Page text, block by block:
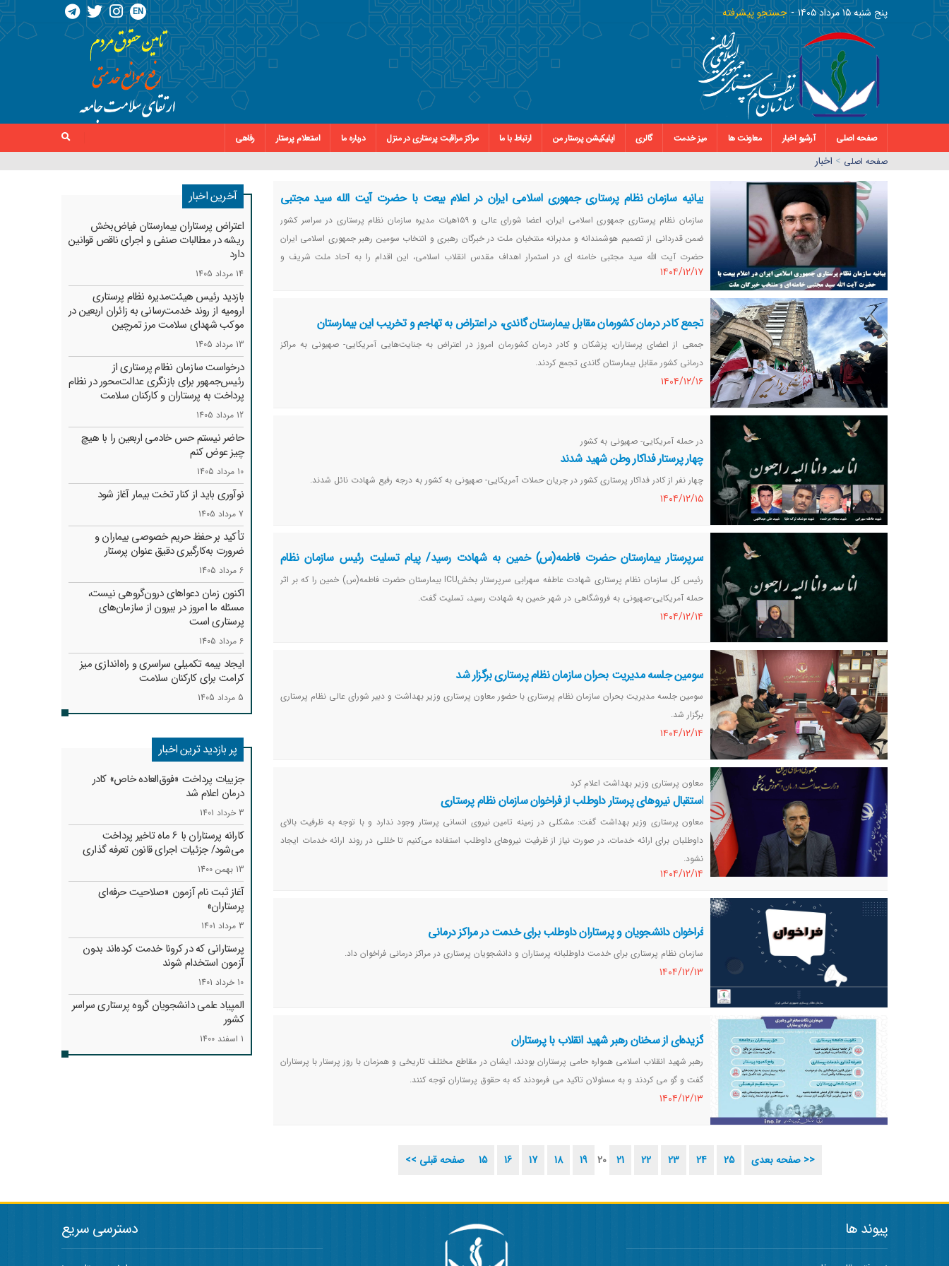
پنج شنبه ١٥ مرداد ١٤٠٥ جستجو پیشرفته EN
صفحه اصلی آرشیو اخبار معاونت ها میز خدمت گالری اپلیکیشن پرستار من ارتباط با ما مراکز مراقبت پرستاری در منزل درباره ما استعلام پرستار
رفاهی
صفحه اصلي > اخبار
بیانیه سازمان نظام پرستاری جمهوری اسلامی ایران در اعلام بیعت با حضرت آیت الله سید مجتبی
خامنه‌ای و منتخب خبرگان ملت
سازمان نظام پرستاری جمهوری اسلامی ایران، اعضا شورای عالی و ۱۵۹هیات مدیره سازمان نظام پرستاری در سراسر کشور
ضمن قدردانی از تصمیم هوشمندانه و مدبرانه منتخبان ملت در خبرگان رهبری و انتخاب سومین رهبر جمهوری اسلامی ایران
حضرت آیت الله سید مجتبی خامنه ای در استمرار اهداف مقدس انقلاب اسلامی، این اقدام را به آحاد ملت شریف و
متحدایران اسلامی تبریک و تهنیت عرض می‌کند.
١٤٠٤/١٢/١٧
تجمع کادر درمان کشورمان مقابل بیمارستان گاندی، در اعتراض به تهاجم و تخریب این بیمارستان
جمعی از اعضای پرستاران، پزشکان و کادر درمان کشورمان امروز در اعتراض به جنایت‌هایی آمریکایی- صهیونی به مراکز
درمانی کشور مقابل بیمارستان گاندی تجمع کردند.
١٤٠٤/١٢/١٦
در حمله آمریکایی- صهیونی به کشور
چهار پرستار فداکار وطن شهید شدند
چهار نفر از کادر فداکار پرستاری کشور در جریان حملات آمریکایی- صهیونی به کشور به درجه رفیع شهادت نائل شدند.
١٤٠٤/١٢/١٥
سرپرستار بیمارستان حضرت فاطمه(س) خمین به شهادت رسید/ پیام تسلیت رئیس سازمان نظام
پرستاری
رئیس کل سازمان نظام پرستاری شهادت عاطفه سهرابی سرپرستار بخشICU بیمارستان حضرت فاطمه(س) خمین را که بر اثر
حمله آمریکایی-صهیونی به فروشگاهی در شهر خمین به شهادت رسید، تسلیت گفت.
١٤٠٤/١٢/١٤
سومین جلسه مدیریت بحران سازمان نظام پرستاری برگزار شد
سومین جلسه مدیریت بحران سازمان نظام پرستاری با حضور معاون پرستاری وزیر بهداشت و دبیر شورای عالی نظام پرستاری
برگزار شد.
١٤٠٤/١٢/١٤
معاون پرستاری وزیر بهداشت اعلام کرد
استقبال نیروهای پرستار داوطلب از فراخوان سازمان نظام پرستاری
معاون پرستاری وزیر بهداشت گفت: مشکلی در زمینه تامین نیروی انسانی پرستار وجود ندارد و با توجه به ظرفیت بالای
داوطلبان برای ارائه خدمات، در صورت نیاز از ظرفیت نیروهای داوطلب استفاده می‌کنیم تا خللی در روند ارائه خدمات ایجاد
نشود.
١٤٠٤/١٢/١٤
فراخوان دانشجویان و پرستاران داوطلب برای خدمت در مراکز درمانی
سازمان نظام پرستاری برای خدمت داوطلبانه پرستاران و دانشجویان پرستاری در مراکز درمانی فراخوان داد.
١٤٠٤/١٢/١٣
گزیده‌ای از سخنان رهبر شهید انقلاب با پرستاران
رهبر شهید انقلاب اسلامی همواره حامی پرستاران بودند، ایشان در مقاطع مختلف تاریخی و همزمان با روز پرستار با پرستاران
گفت و گو می کردند و به مسئولان تاکید می فرمودند که به حقوق پرستاران توجه کنند.
١٤٠٤/١٢/١٣
<< صفحه قبلی 15 16 17 18 19 20 21 22 23 24 25 صفحه بعدی >>
آخرین اخبار
اعتراض پرستاران بیمارستان فیاض‌بخش
ریشه در مطالبات صنفی و اجرای ناقص قوانین
دارد
14 مرداد 1405
بازدید رئیس هیئت‌مدیره نظام پرستاری
ارومیه از روند خدمت‌رسانی به زائران اربعین در
موکب شهدای سلامت مرز تمرچین
13 مرداد 1405
درخواست سازمان نظام پرستاری از
رئیس‌جمهور برای بازنگری عدالت‌محور در نظام
پرداخت به پرستاران و کارکنان سلامت
12 مرداد 1405
حاضر نیستم حس خادمی اربعین را با هیچ
چیز عوض کنم
10 مرداد 1405
نوآوری باید از کنار تخت بیمار آغاز شود
7 مرداد 1405
تأکید بر حفظ حریم خصوصی بیماران و
ضرورت به‌کارگیری دقیق عنوان پرستار
6 مرداد 1405
اکنون زمان دعواهای درون‌گروهی نیست،
مسئله ما امروز در بیرون از سازمان‌های
پرستاری است
6 مرداد 1405
ایجاد بیمه تکمیلی سراسری و راه‌اندازی میز
کرامت برای کارکنان سلامت
5 مرداد 1405
پر بازدید ترین اخبار
جزییات پرداخت «فوق‌العاده خاص» کادر
درمان اعلام شد
3 خرداد 1401
کارانه‌ پرستاران با 6 ماه تاخیر پرداخت
می‌شود/ جزئیات اجرای قانون تعرفه گذاری
13 بهمن 1400
آغاز ثبت نام آزمون «صلاحیت حرفه‌ای
پرستاران»
3 مرداد 1401
پرستارانی که در کرونا خدمت کرد‌ه‌اند بدون
آزمون استخدام شوند
10 خرداد 1401
المپیاد علمی دانشجویان گروه پرستاری سراسر
کشور
1 اسفند 1400
پیوند ها دسترسی سریع